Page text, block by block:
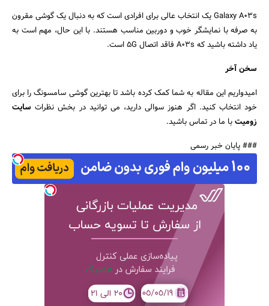
Galaxy A03s یک انتخاب عالی برای افرادی است که به دنبال یک گوشی مقرون
به صرفه با نمایشگر خوب و دوربین مناسب هستند. با این حال، مهم است به
یاد داشته باشید که A03s فاقد اتصال 5G است.
سخن آخر
امیدواریم این مقاله به شما کمک کرده باشد تا بهترین گوشی سامسونگ را برای
خود انتخاب کنید. اگر هنوز سوالی دارید، می توانید در بخش نظرات سایت
زومیتبا ما در تماس باشید.
### پایان خبر رسمی